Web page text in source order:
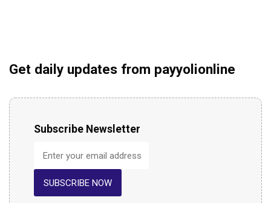
Get daily updates from payyolionline
Subscribe Newsletter
SUBSCRIBE NOW